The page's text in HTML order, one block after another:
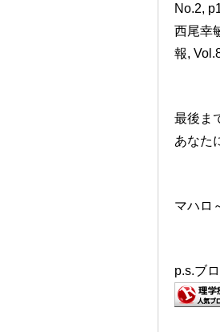
No.2,
西尾幸
報,
最後ま
あなた
マハロ
p.s.ブ